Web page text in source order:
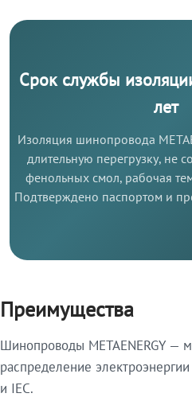
Срок службы
лет
Изоляция шинопровода
длительную перегрузку, не
фенольных смол, рабочая
Подтверждено паспортом и
Преимущества
Шинопроводы METAENERGY —
распределение
и IEC.